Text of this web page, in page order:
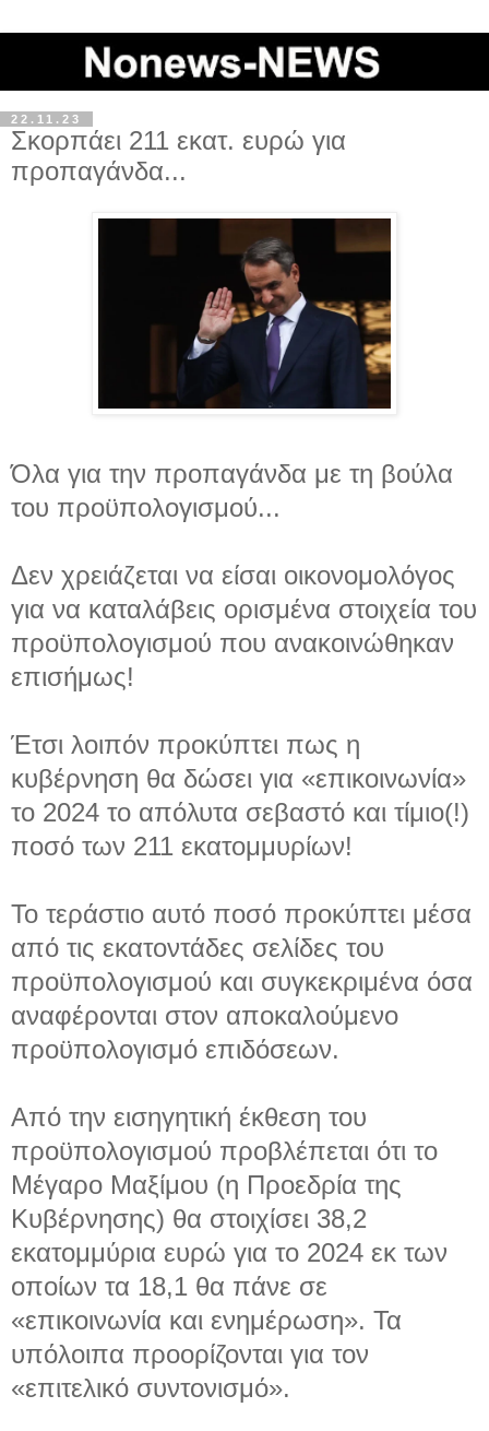
22.11.23
Σκορπάει 211 εκατ. ευρώ για
προπαγάνδα...
Όλα για την προπαγάνδα με τη βούλα
του προϋπολογισμού...
Δεν χρειάζεται να είσαι οικονομολόγος
για να καταλάβεις ορισμένα στοιχεία του
προϋπολογισμού που ανακοινώθηκαν
επισήμως!
Έτσι λοιπόν προκύπτει πως η
κυβέρνηση θα δώσει για «επικοινωνία»
το 2024 το απόλυτα σεβαστό και τίμιο(!)
ποσό των 211 εκατομμυρίων!
Το τεράστιο αυτό ποσό προκύπτει μέσα
από τις εκατοντάδες σελίδες του
προϋπολογισμού και συγκεκριμένα όσα
αναφέρονται στον αποκαλούμενο
προϋπολογισμό επιδόσεων.
Από την εισηγητική έκθεση του
προϋπολογισμού προβλέπεται ότι το
Μέγαρο Μαξίμου (η Προεδρία της
Κυβέρνησης) θα στοιχίσει 38,2
εκατομμύρια ευρώ για το 2024 εκ των
οποίων τα 18,1 θα πάνε σε
«επικοινωνία και ενημέρωση». Τα
υπόλοιπα προορίζονται για τον
«επιτελικό συντονισμό».